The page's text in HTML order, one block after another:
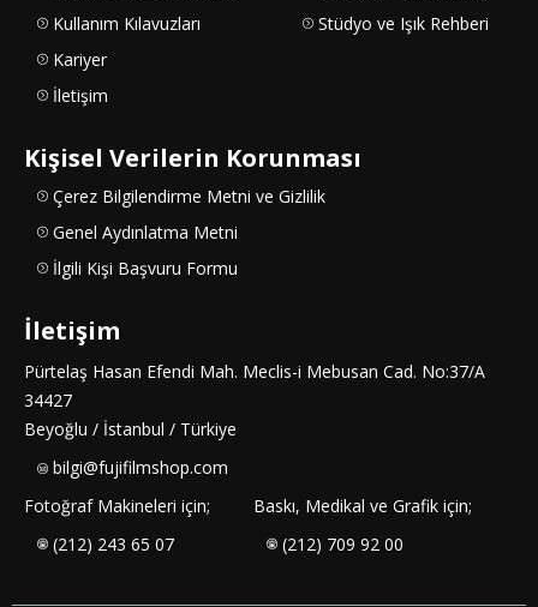
Kullanım Kılavuzları
Kariyer
İletişim
Stüdyo ve Işık Rehberi
Kişisel Verilerin Korunması
Çerez Bilgilendirme Metni ve Gizlilik
Genel Aydınlatma Metni
İlgili Kişi Başvuru Formu
İletişim
Pürtelaş Hasan Efendi Mah. Meclis-i Mebusan Cad. No:37/A
34427
Beyoğlu / İstanbul / Türkiye
bilgi@fujifilmshop.com
Fotoğraf Makineleri için;
(212) 243 65 07
Baskı, Medikal ve Grafik için;
(212) 709 92 00